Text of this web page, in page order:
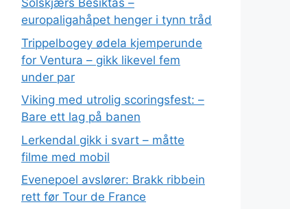
Solskjærs Besiktas –
europaligahåpet henger i tynn tråd
Trippelbogey ødela kjemperunde
for Ventura – gikk likevel fem
under par
Viking med utrolig scoringsfest: –
Bare ett lag på banen
Lerkendal gikk i svart – måtte
filme med mobil
Evenepoel avslører: Brakk ribbein
rett før Tour de France